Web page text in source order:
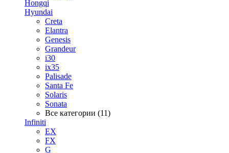
Hongqi
Hyundai
Creta
Elantra
Genesis
Grandeur
i30
ix35
Palisade
Santa Fe
Solaris
Sonata
Все категории (11)
Infiniti
EX
FX
G